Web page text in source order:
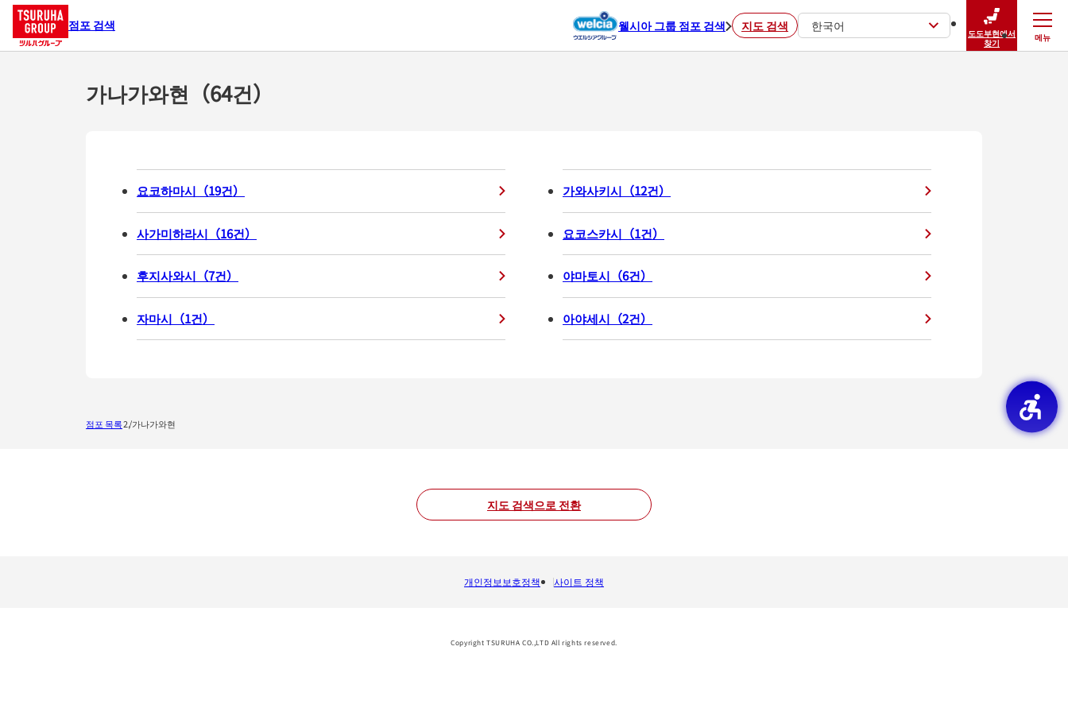
점포 검색 웰시아 그룹 점포 검색 지도 검색 한국어
도도부현에서
찾기
메뉴
닫기
가나가와현（64건）
요코하마시 （19건） 가와사키시 （12건）
사가미하라시 （16건） 요코스카시 （1건）
후지사와시 （7건） 야마토시 （6건）
자마시 （1건） 아야세시 （2건）
지도 검색으로 전환
점포 목록 가나가와현
개인정보보호정책 사이트 정책
Copyright TSURUHA CO.,LTD All rights reserved.